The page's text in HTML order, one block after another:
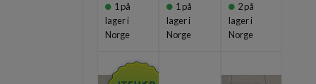
1 på
lager i
Norge
1 på
lager i
Norge
2 på
lager i
Norge